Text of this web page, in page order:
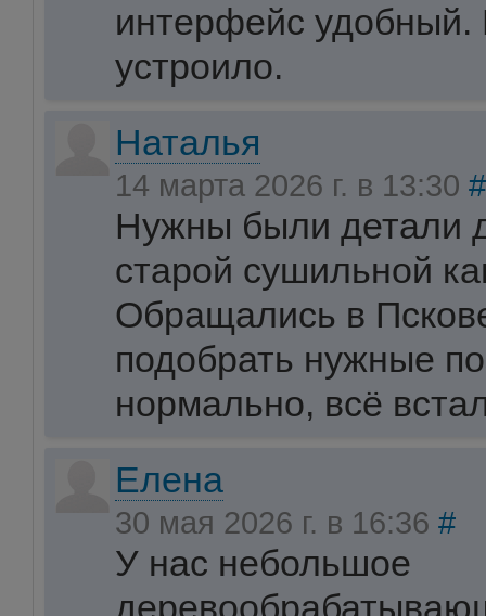
интерфейс удобный.
устроило.
Наталья
14 марта 2026 г. в 13:30 #
Нужны были детали
старой сушильной
Обращались в
подобрать нужные
нормально, всё
Елена
30 мая 2026 г. в 16:36 #
У нас небольшое